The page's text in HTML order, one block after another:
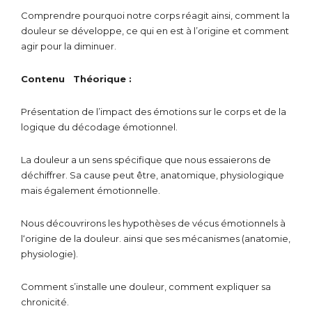
Comprendre pourquoi notre corps réagit ainsi, comment la
douleur se développe, ce qui en est à l’origine et comment
agir pour la diminuer.
Contenu Théorique :
Présentation de l’impact des émotions sur le corps et de la
logique du décodage émotionnel.
La douleur a un sens spécifique que nous essaierons de
déchiffrer. Sa cause peut être, anatomique, physiologique
mais également émotionnelle.
Nous découvrirons les hypothèses de vécus émotionnels à
l‘origine de la douleur. ainsi que ses mécanismes (anatomie,
physiologie).
Comment s’installe une douleur, comment expliquer sa
chronicité.